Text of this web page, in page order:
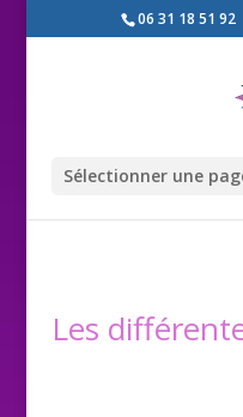
06 31 18 51 92
Sélectionner une
Les